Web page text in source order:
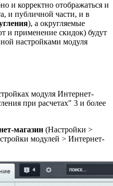
и корректно отображаться и
и публичной части, и в
), а округляемые
и применение скидок) будут
настройками модуля
модуля Интернет-
при расчетах" 3 и более
магазин (Настройки >
модулей > Интернет-